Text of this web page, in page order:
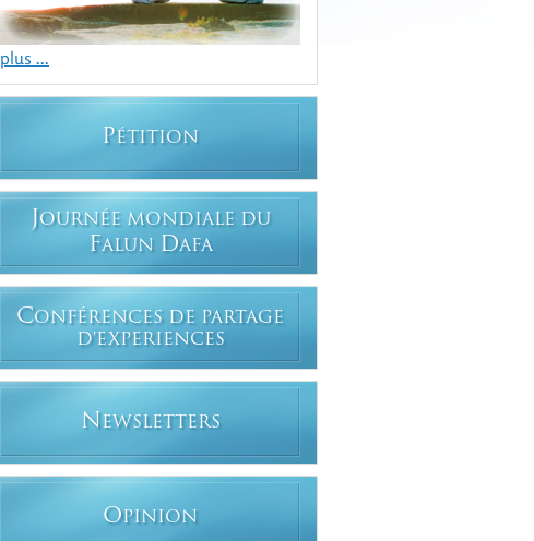
plus ...
PÉTITION
JOURNÉE MONDIALE DU
FALUN DAFA
CONFÉRENCES DE PARTAGE
D'EXPERIENCES
N EWSLETTERS
OPINION